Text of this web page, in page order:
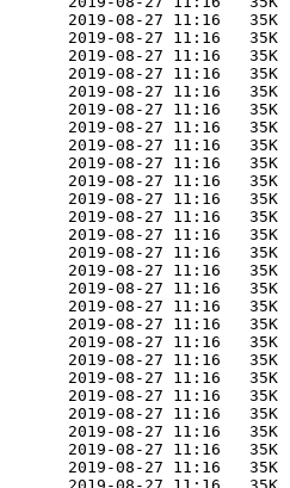
2019-08-27 11:16   35K
2019-08-27 11:16   35K
2019-08-27 11:16   35K
2019-08-27 11:16   35K
2019-08-27 11:16   35K
2019-08-27 11:16   35K
2019-08-27 11:16   35K
2019-08-27 11:16   35K
2019-08-27 11:16   35K
2019-08-27 11:16   35K
2019-08-27 11:16   35K
2019-08-27 11:16   35K
2019-08-27 11:16   35K
2019-08-27 11:16   35K
2019-08-27 11:16   35K
2019-08-27 11:16   35K
2019-08-27 11:16   35K
2019-08-27 11:16   35K
2019-08-27 11:16   35K
2019-08-27 11:16   35K
2019-08-27 11:16   35K
2019-08-27 11:16   35K
2019-08-27 11:16   35K
2019-08-27 11:16   35K
2019-08-27 11:16   35K
2019-08-27 11:16   35K